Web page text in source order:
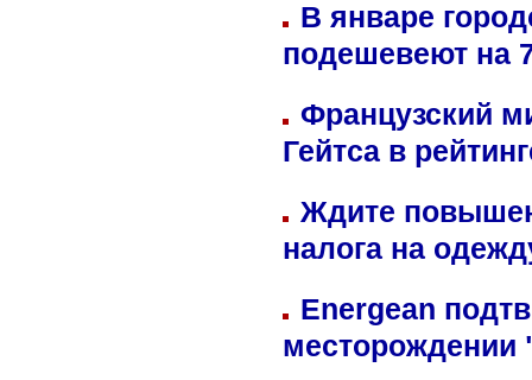
В январе
подешевеют на
Французский
Гейтса в
Ждите
налога на
Energean